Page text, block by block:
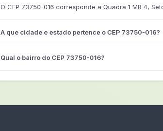
O CEP 73750-016 corresponde a Quadra 1 MR 4,
A que cidade e estado pertence o CEP 73750-016?
Qual o bairro do CEP 73750-016?